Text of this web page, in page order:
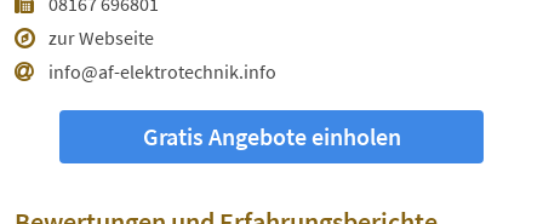
zur Webseite
info@af-elektrotechnik.info
Gratis Angebote einholen